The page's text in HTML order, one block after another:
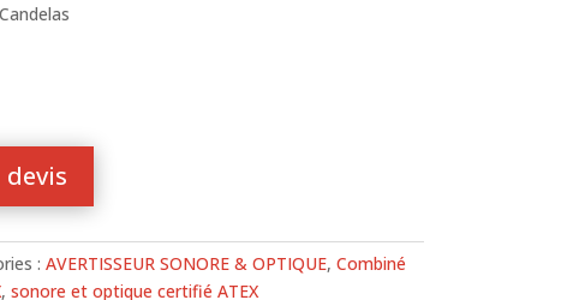
: AVERTISSEUR SONORE & OPTIQUE, Combiné
, sonore et optique certifié ATEX